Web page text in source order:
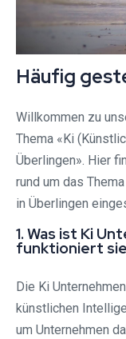
Häufig
Willkommen zu
Thema «Ki
Überlingen». Hier
rund um das
in Überlingen
1. Was ist Ki
funktioniert
Die Ki
künstlichen
um Unternehmen